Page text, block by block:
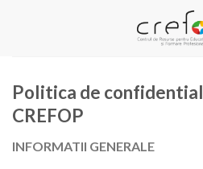
Politica de
CREFOP
INFORMATII GENERALE